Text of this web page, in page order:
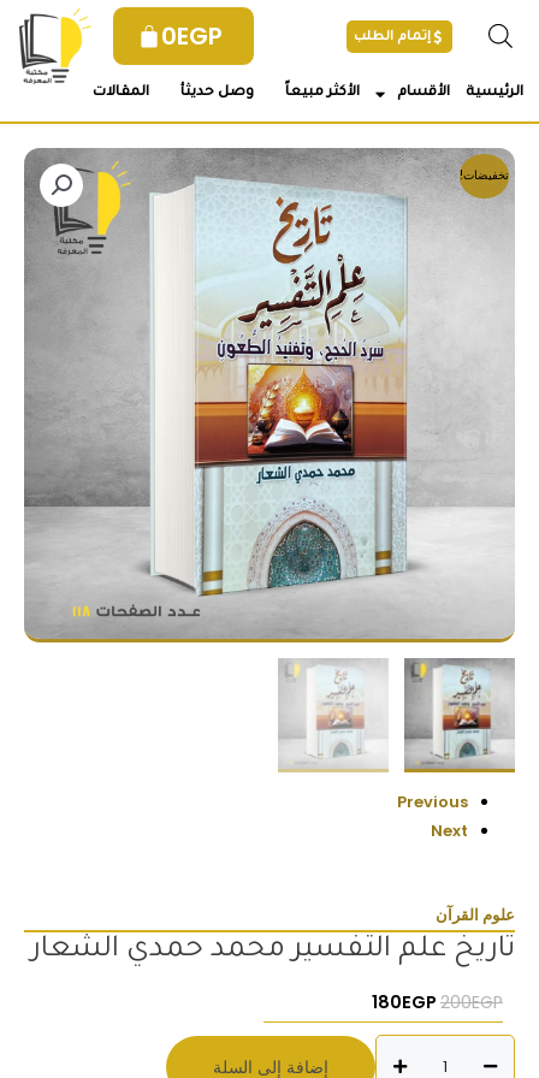
0EGP إتمام الطلب
الرئيسية الأقسام الأكثر مبيعاً وصل حديثأ المقالات
تخفيضات!
Previous
Next
علوم القرآن
تاريخ علم التفسير محمد حمدي الشعار
200EGP السعر الأصلي هو: 200EGP.
180EGP السعر الحالي هو: 180EGP.
إضافة إلى السلة